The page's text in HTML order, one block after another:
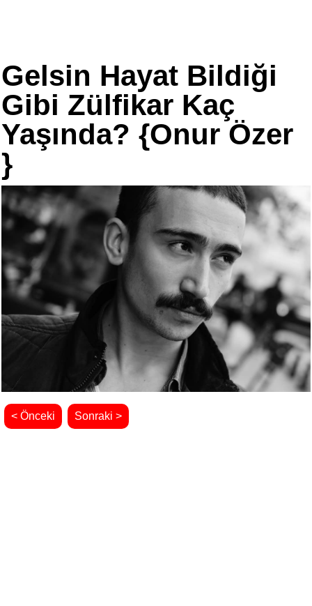
Gelsin Hayat Bildiği
Gibi Zülfikar Kaç
Yaşında? {Onur Özer
}
< Önceki Sonraki >